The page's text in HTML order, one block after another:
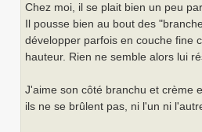
Chez moi, il se plait bien un peu
Il pousse bien au bout des
développer parfois en couche fine
hauteur. Rien ne semble alors lui
J'aime son côté branchu et crème
ils ne se brûlent pas, ni l'un ni